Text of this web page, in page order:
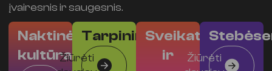
įvairesnis ir saugesnis.
Naktinė
kultūra
Tarpininkavimas
Žiūrėti
Sveikata
ir
Žiūrėti